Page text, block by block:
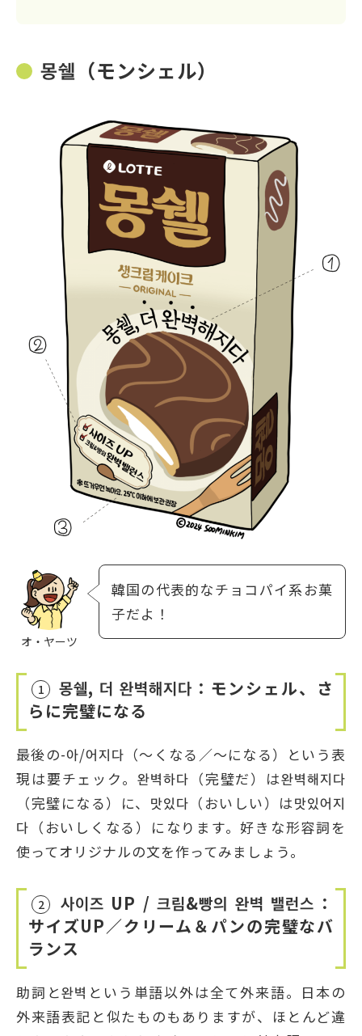
몽쉘（モンシェル）
オ・ヤーツ
韓国の代表的なチョコパイ系お菓
子だよ！
1
몽쉘, 더 완벽해지다：モンシェル、さ
らに完璧になる
最後の-아/어지다（～くなる／～になる）という表
現は要チェック。완벽하다（完璧だ）は완벽해지다
（完璧になる）に、맛있다（おいしい）は맛있어지
다（おいしくなる）になります。好きな形容詞を
使ってオリジナルの文を作ってみましょう。
2
사이즈 UP / 크림&빵의 완벽 밸런스：
サイズUP／クリーム＆パンの完璧なバ
ランス
助詞と완벽という単語以外は全て外来語。日本の
外来語表記と似たものもありますが、ほとんど違